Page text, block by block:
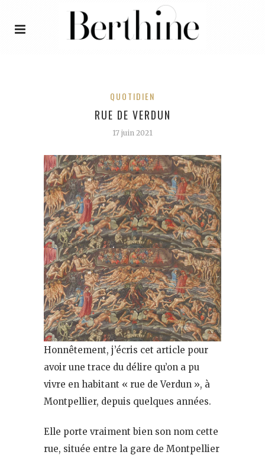
QUOTIDIEN
RUE DE VERDUN
17 juin 2021
Honnêtement, j’écris cet article pour
avoir une trace du délire qu’on a pu
vivre en habitant « rue de Verdun », à
Montpellier, depuis quelques années.
Elle porte vraiment bien son nom cette
rue, située entre la gare de Montpellier